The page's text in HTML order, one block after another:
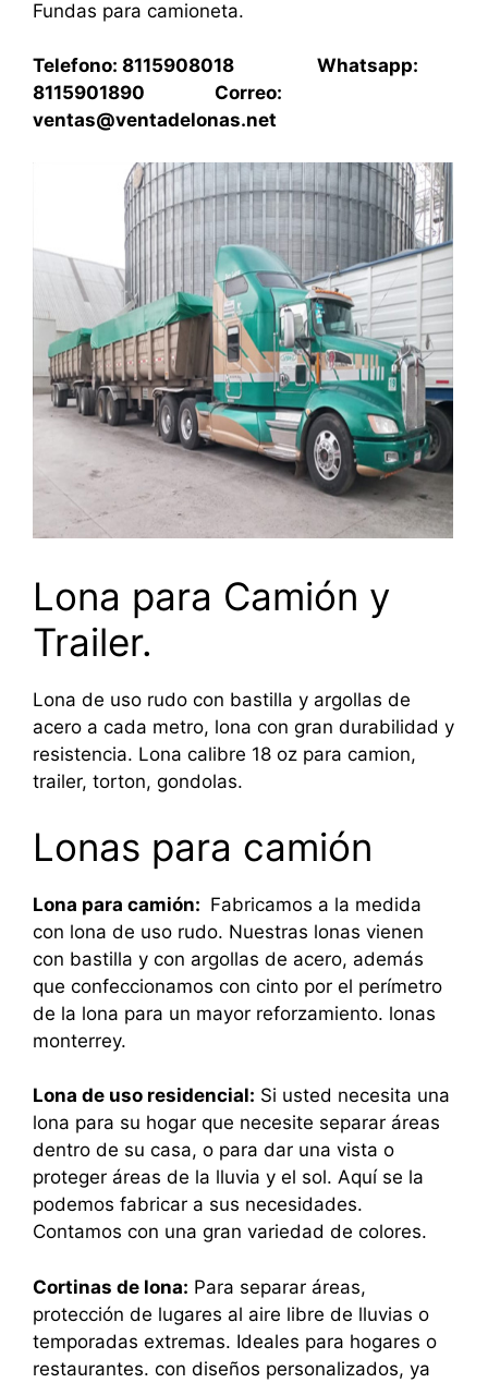
Fundas para camioneta.
Telefono: 8115908018 Whatsapp:
8115901890 Correo:
ventas@ventadelonas.net
Lona para Camión y
Trailer.
Lona de uso rudo con bastilla y argollas de
acero a cada metro, lona con gran durabilidad y
resistencia. Lona calibre 18 oz para camion,
trailer, torton, gondolas.
Lonas para camión
Lona para camión: Fabricamos a la medida
con lona de uso rudo. Nuestras lonas vienen
con bastilla y con argollas de acero, además
que confeccionamos con cinto por el perímetro
de la lona para un mayor reforzamiento. lonas
monterrey.
Lona de uso residencial: Si usted necesita una
lona para su hogar que necesite separar áreas
dentro de su casa, o para dar una vista o
proteger áreas de la lluvia y el sol. Aquí se la
podemos fabricar a sus necesidades.
Contamos con una gran variedad de colores.
Cortinas de lona: Para separar áreas,
protección de lugares al aire libre de lluvias o
temporadas extremas. Ideales para hogares o
restaurantes. con diseños personalizados, ya